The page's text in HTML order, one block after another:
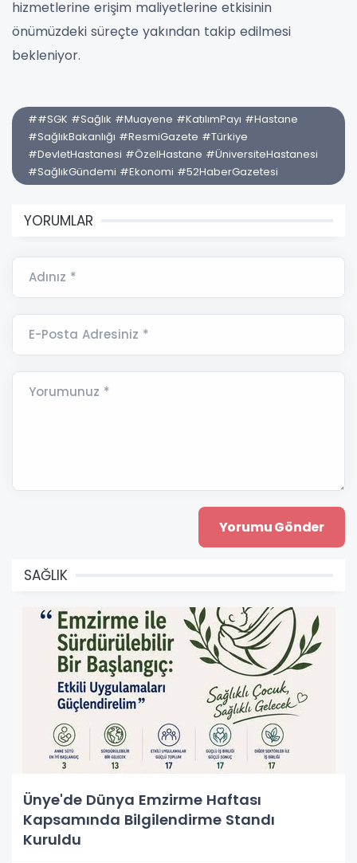
hizmetlerine erişim maliyetlerine etkisinin
önümüzdeki süreçte yakından takip edilmesi
bekleniyor.
##SGK #Sağlık #Muayene #KatılımPayı #Hastane
#SağlıkBakanlığı #ResmiGazete #Türkiye
#DevletHastanesi #ÖzelHastane #ÜniversiteHastanesi
#SağlıkGündemi #Ekonomi #52HaberGazetesi
YORUMLAR
Adınız *
E-Posta Adresiniz *
Yorumunuz *
SAĞLIK
Ünye'de Dünya Emzirme Haftası
Kapsamında Bilgilendirme Standı
Kuruldu